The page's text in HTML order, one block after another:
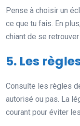
Pense à choisir un
ce que tu fais. En
chiant de se
5. Les
Consulte les règles
autorisé ou pas. La
courant pour éviter